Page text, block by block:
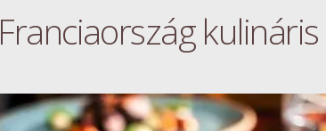
Franciaország